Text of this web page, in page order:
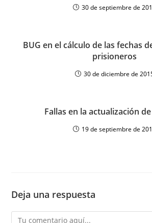
30 de septiembre de
BUG en el cálculo de las fechas
prisioneros
30 de diciembre de
Fallas en la actualización
19 de septiembre de
Deja una respuesta